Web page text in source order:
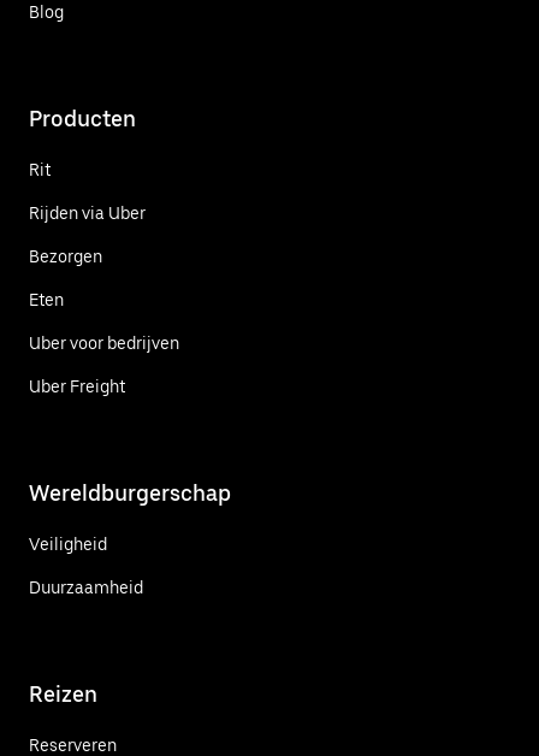
Blog
Producten
Rit
Rijden via Uber
Bezorgen
Eten
Uber voor bedrijven
Uber Freight
Wereldburgerschap
Veiligheid
Duurzaamheid
Reizen
Reserveren